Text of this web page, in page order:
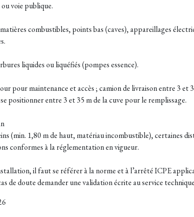
voie publique.
combustibles, points bas (caves), appareillages
liquides ou liquéfiés (pompes essence).
pour maintenance et accès ; camion de livraison entre 3 et
positionner entre 3 et 35 m de la cuve pour le remplissage.
(min. 1,80 m de haut, matériau incombustible), certaines
conformes à la réglementation en vigueur.
il faut se référer à la norme et à l’arrêté ICPE
de doute demander une validation écrite au service